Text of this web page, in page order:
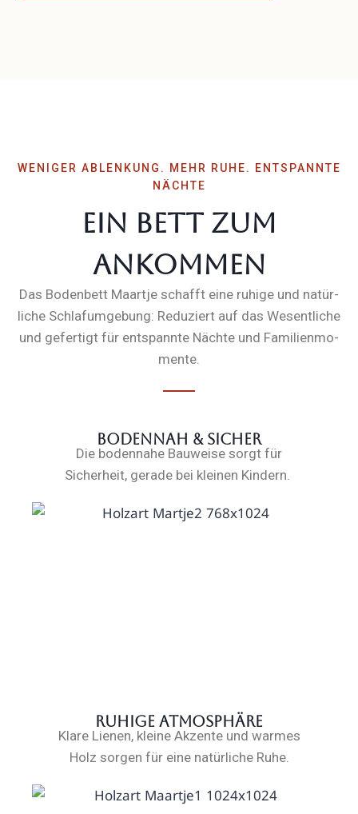
WENIGER ABLENKUNG. MEHR RUHE. ENTSPANNTE
NÄCHTE
Ein Bett zum
ankommen
Das Bodenbett Maartje schafft eine ruhige und natür­
liche Schlaf­um­gebung: Reduziert auf das Wesent­liche
und gefertigt für entspannte Nächte und Famili­en­mo­
mente.
Bodennah & Sicher
Die bodennahe Bauweise sorgt für
Sicherheit, gerade bei kleinen Kindern.
Ruhige Atmosphäre
Klare Lienen, kleine Akzente und warmes
Holz sorgen für eine natür­liche Ruhe.